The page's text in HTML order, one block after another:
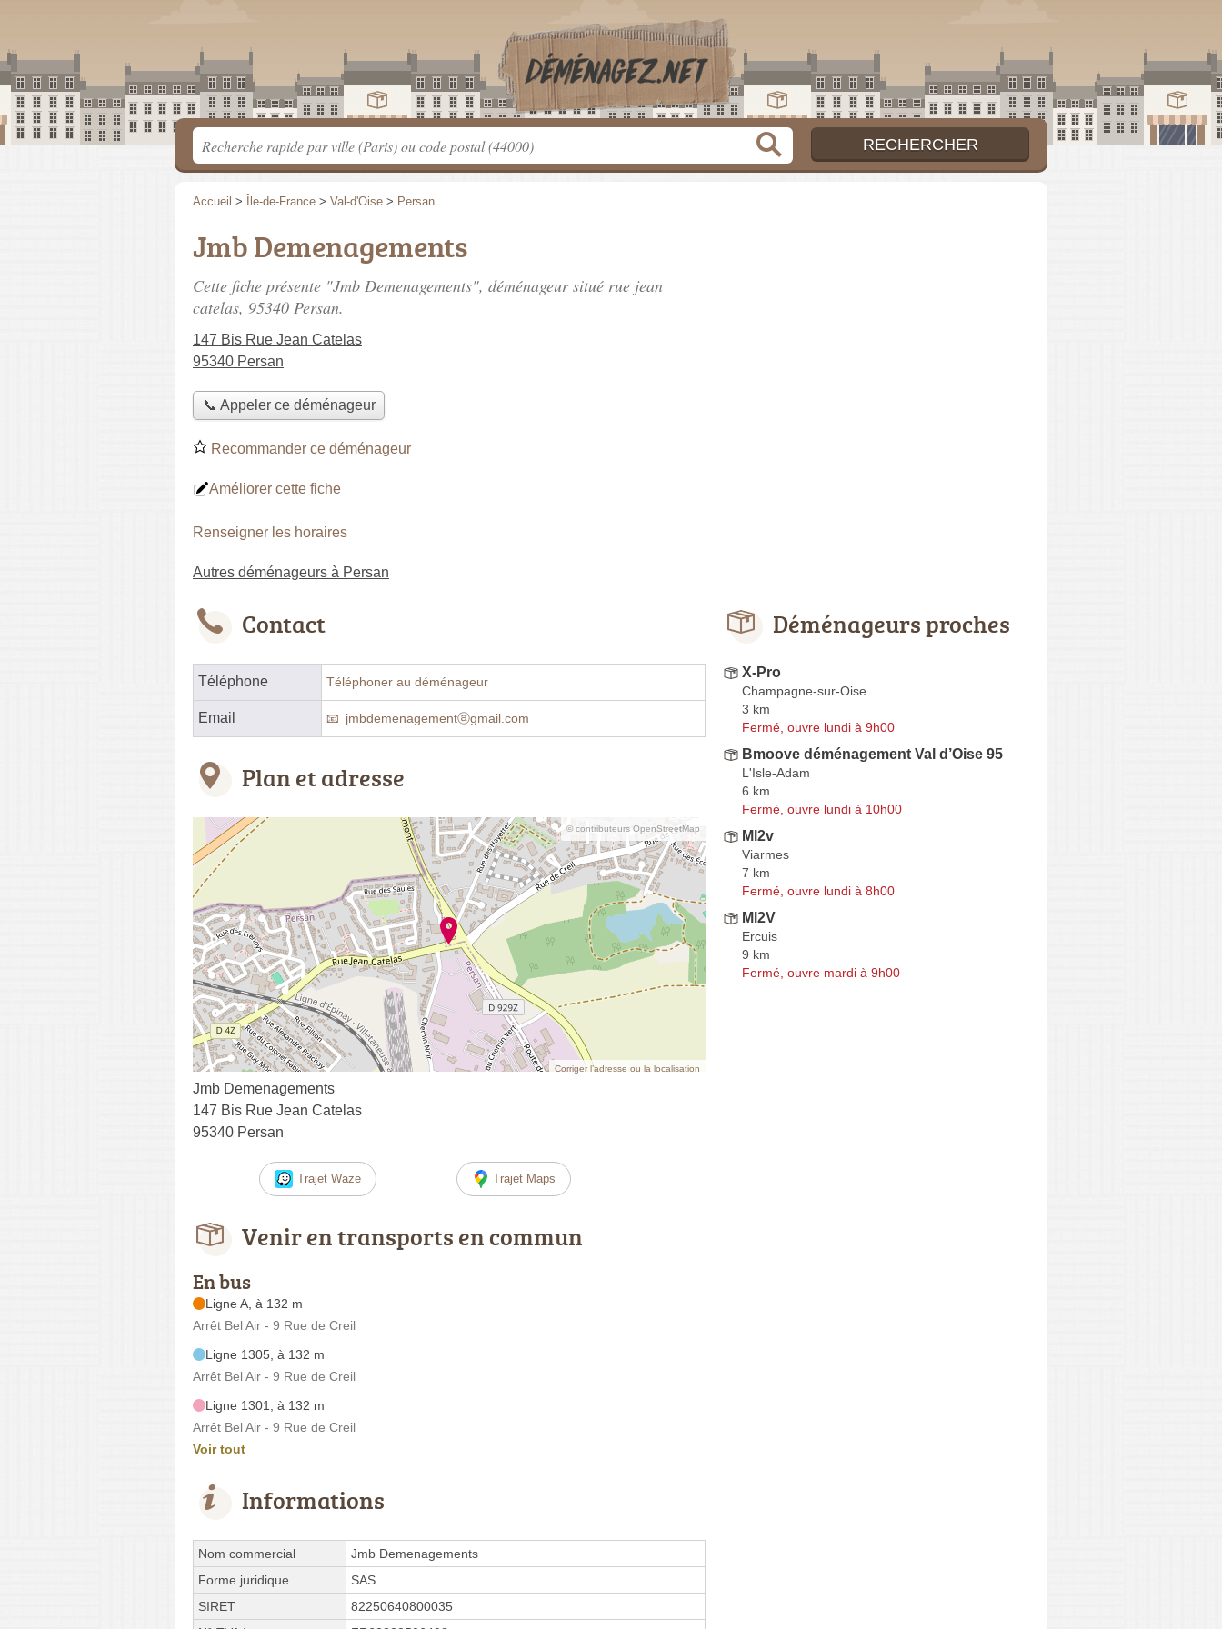
Accueil > Île-de-France > Val-d'Oise > Persan
Jmb Demenagements
Cette fiche présente "Jmb Demenagements", déménageur situé rue jean
catelas, 95340 Persan.
147 Bis Rue Jean Catelas
95340 Persan
📞 Appeler ce déménageur
Recommander ce déménageur
Améliorer cette fiche
Renseigner les horaires
Autres déménageurs à Persan
Contact
Téléphone Téléphoner au déménageur
Email jmbdemenagementⓐgmail.com
Plan et adresse
© contributeurs OpenStreetMap
Corriger l’adresse ou la localisation
Jmb Demenagements
147 Bis Rue Jean Catelas
95340 Persan
Trajet Waze Trajet Maps
Venir en transports en commun
En bus
Ligne A, à 132 m
Arrêt Bel Air - 9 Rue de Creil
Ligne 1305, à 132 m
Arrêt Bel Air - 9 Rue de Creil
Ligne 1301, à 132 m
Arrêt Bel Air - 9 Rue de Creil
Voir tout
Informations
Nom commercial
Jmb Demenagements
Forme juridique
SAS
SIRET
82250640800035
Déménageurs proches
X-Pro
Champagne-sur-Oise
3 km
Fermé, ouvre lundi à 9h00
Bmoove déménagement Val d’Oise 95
L'Isle-Adam
6 km
Fermé, ouvre lundi à 10h00
Ml2v
Viarmes
7 km
Fermé, ouvre lundi à 8h00
Ml2V
Ercuis
9 km
Fermé, ouvre mardi à 9h00